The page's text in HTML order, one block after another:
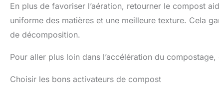
En plus de favoriser l’aération, retourner le compost
uniforme des matières et une meilleure texture. Cela
de décomposition.
Pour aller plus loin dans l’accélération du
Choisir les bons activateurs de compost